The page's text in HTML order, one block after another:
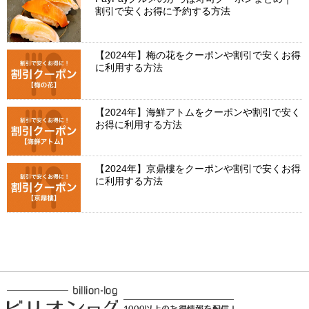
割引で安くお得に予約する方法
【2024年】梅の花をクーポンや割引で安くお得
に利用する方法
【2024年】海鮮アトムをクーポンや割引で安く
お得に利用する方法
【2024年】京鼎樓をクーポンや割引で安くお得
に利用する方法